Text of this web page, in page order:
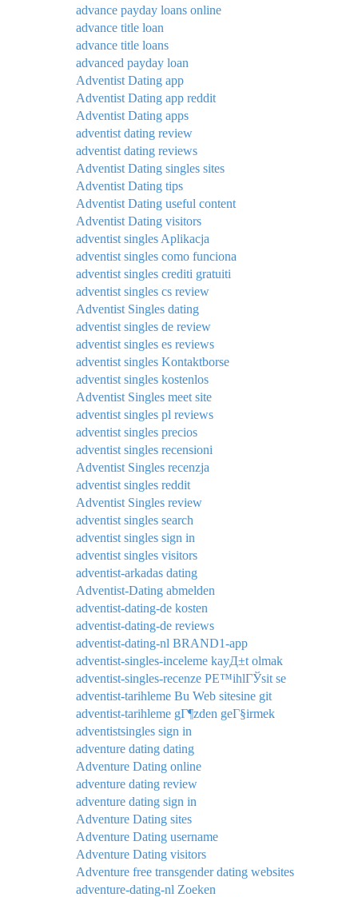
advance payday loans online
advance title loan
advance title loans
advanced payday loan
Adventist Dating app
Adventist Dating app reddit
Adventist Dating apps
adventist dating review
adventist dating reviews
Adventist Dating singles sites
Adventist Dating tips
Adventist Dating useful content
Adventist Dating visitors
adventist singles Aplikacja
adventist singles como funciona
adventist singles crediti gratuiti
adventist singles cs review
Adventist Singles dating
adventist singles de review
adventist singles es reviews
adventist singles Kontaktborse
adventist singles kostenlos
Adventist Singles meet site
adventist singles pl reviews
adventist singles precios
adventist singles recensioni
Adventist Singles recenzja
adventist singles reddit
Adventist Singles review
adventist singles search
adventist singles sign in
adventist singles visitors
adventist-arkadas dating
Adventist-Dating abmelden
adventist-dating-de kosten
adventist-dating-de reviews
adventist-dating-nl BRAND1-app
adventist-singles-inceleme kayД±t olmak
adventist-singles-recenze PЕ™ihlГЎsit se
adventist-tarihleme Bu Web sitesine git
adventist-tarihleme gГ¶zden geГ§irmek
adventistsingles sign in
adventure dating dating
Adventure Dating online
adventure dating review
adventure dating sign in
Adventure Dating sites
Adventure Dating username
Adventure Dating visitors
Adventure free transgender dating websites
adventure-dating-nl Zoeken